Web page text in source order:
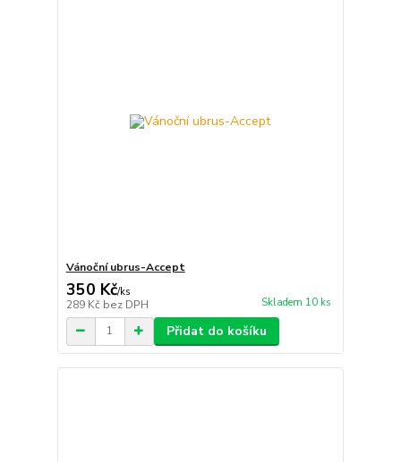
Vánoční ubrus-Accept
350 Kč/ks
289 Kč bez DPH Skladem 10 ks
Přidat do košíku